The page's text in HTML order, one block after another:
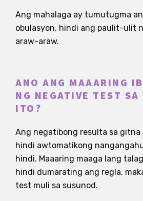
Ang mahalaga ay tumutugma
obulasyon, hindi ang paulit-ulit
araw-araw.
ANO ANG MAAARING
NG NEGATIVE TEST SA
ITO?
Ang negatibong resulta sa
hindi awtomatikong
hindi. Maaaring maaga lang
hindi dumarating ang regla,
test muli sa susunod.